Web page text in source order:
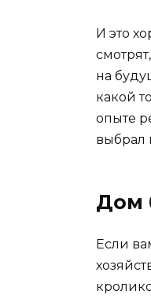
И это
на
какой
опыте
выбрал
Дом
Если